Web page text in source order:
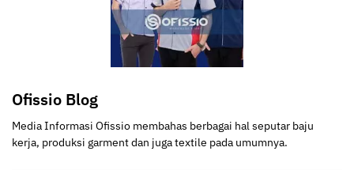
Ofissio Blog
Media Informasi Ofissio membahas berbagai hal seputar baju
kerja, produksi garment dan juga textile pada umumnya.